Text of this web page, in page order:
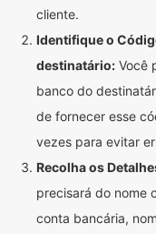
cliente.
Identifique o
destinatário: Você
banco do
de fornecer esse
vezes para evitar
Recolha os
precisará do nome
conta bancária,